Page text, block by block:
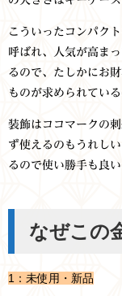
こういったコンパク
呼ばれ、人気が高ま
るので、たしかにお
ものが求められてい
装飾はココマークの
ず使えるのもうれし
るので使い勝手も良
なぜこの
1：未使用・新品